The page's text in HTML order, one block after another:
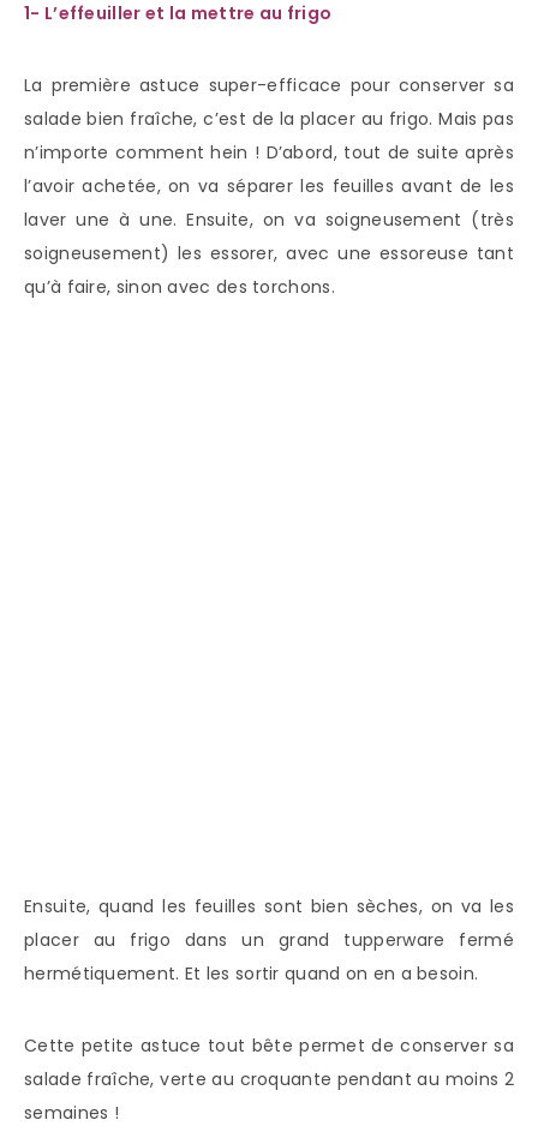
1- L’effeuiller et la mettre au frigo
La première astuce super-efficace pour conserver sa
salade bien fraîche, c’est de la placer au frigo. Mais pas
n’importe comment hein ! D’abord, tout de suite après
l’avoir achetée, on va séparer les feuilles avant de les
laver une à une. Ensuite, on va soigneusement (très
soigneusement) les essorer, avec une essoreuse tant
qu’à faire, sinon avec des torchons.
Ensuite, quand les feuilles sont bien sèches, on va les
placer au frigo dans un grand tupperware fermé
hermétiquement. Et les sortir quand on en a besoin.
Cette petite astuce tout bête permet de conserver sa
salade fraîche, verte au croquante pendant au moins 2
semaines !